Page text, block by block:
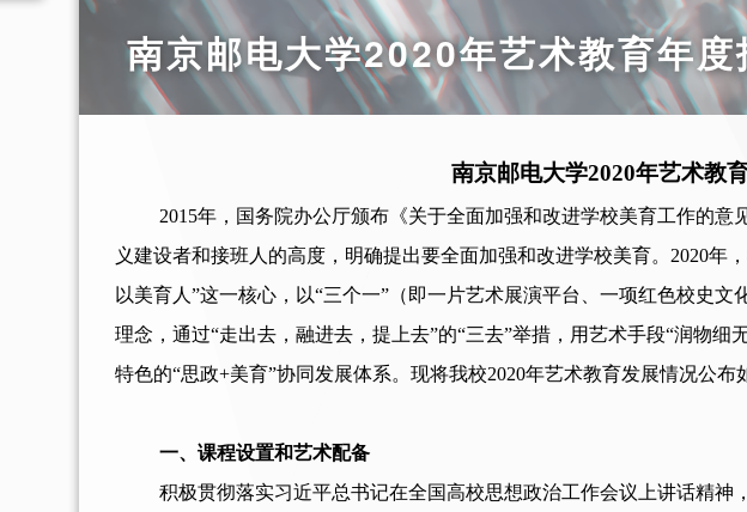
南京邮电大学2020年艺术教育年度
南京邮电大学2020年艺术教
2015年，国务院办公厅颁布《关于全面加强和改进学校美育工作的意
义建设者和接班人的高度，明确提出要全面加强和改进学校美育。 2020年
以美育人”这一核心，以“三个一”（即一片艺术展演平台、一项红色校史
理念，通过“走出去，融进去，提上去”的“三去”举措，用艺术手段“润物细
特色的“思政+美育”协同发展体系。现将我校2020年艺术教育发展情况公布
一、课程设置和艺术配备
积极贯彻落实习近平总书记在全国高校思想政治工作会议上讲话精神